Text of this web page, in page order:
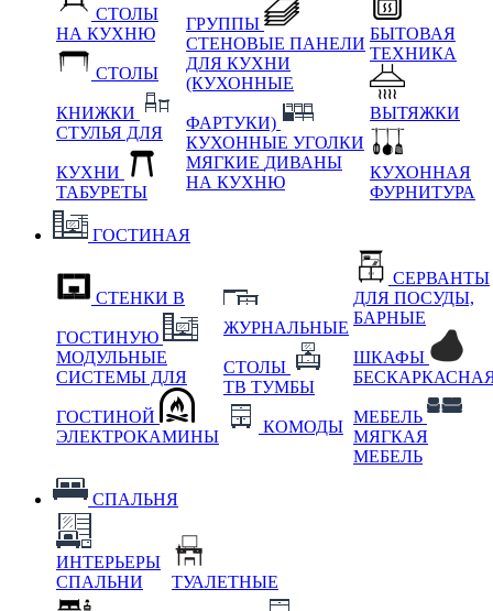
СТОЛЫ
НА КУХНЮ
СТОЛЫ
КНИЖКИ
СТУЛЬЯ ДЛЯ
КУХНИ
ТАБУРЕТЫ
ГРУППЫ
СТЕНОВЫЕ ПАНЕЛИ
ДЛЯ КУХНИ
(КУХОННЫЕ
ФАРТУКИ)
КУХОННЫЕ УГОЛКИ
МЯГКИЕ ДИВАНЫ
НА КУХНЮ
БЫТОВАЯ
ТЕХНИКА
ВЫТЯЖКИ
КУХОННАЯ
ФУРНИТУРА
ГОСТИНАЯ
СТЕНКИ В
ГОСТИНУЮ
МОДУЛЬНЫЕ
СИСТЕМЫ ДЛЯ
ГОСТИНОЙ
ЭЛЕКТРОКАМИНЫ
ЖУРНАЛЬНЫЕ
СТОЛЫ
ТВ ТУМБЫ
КОМОДЫ
СЕРВАНТЫ
ДЛЯ ПОСУДЫ,
БАРНЫЕ
ШКАФЫ
МЕБЕЛЬ
МЯГКАЯ
МЕБЕЛЬ
СПАЛЬНЯ
ИНТЕРЬЕРЫ
СПАЛЬНИ
ТУАЛЕТНЫЕ